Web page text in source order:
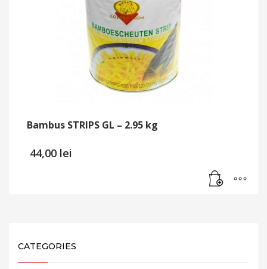
Bambus STRIPS GL – 2.95 kg
44,00 lei
CATEGORIES